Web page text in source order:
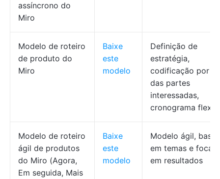
assíncrono do
Miro
Modelo de roteiro
de produto do
Miro
Baixe
este
modelo
Definição de
estratégia,
codificação por
das partes
interessadas,
cronograma
Modelo de roteiro
ágil de produtos
do Miro (Agora,
Em seguida, Mais
Baixe
este
modelo
Modelo ágil,
em temas e
em resultados